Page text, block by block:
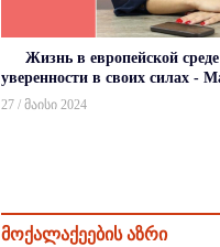
Жизнь в европейской
уверенности в своих силах -
27 / მაისი 2024
მოქალაქეების აზრი